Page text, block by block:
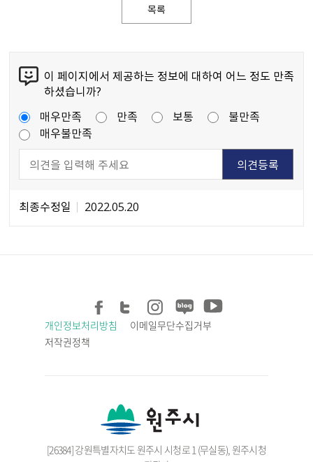
목록
이 페이지에서 제공하는 정보에 대하여 어느 정도 만족
하셨습니까?
매우만족
만족 보통
불만족
매우불만족
최종수정일 2022.05.20
개인정보처리방침
이메일무단수집거부
저작권정책
[26384] 강원특별자치도 원주시 시청로 1 (무실동), 원주시청